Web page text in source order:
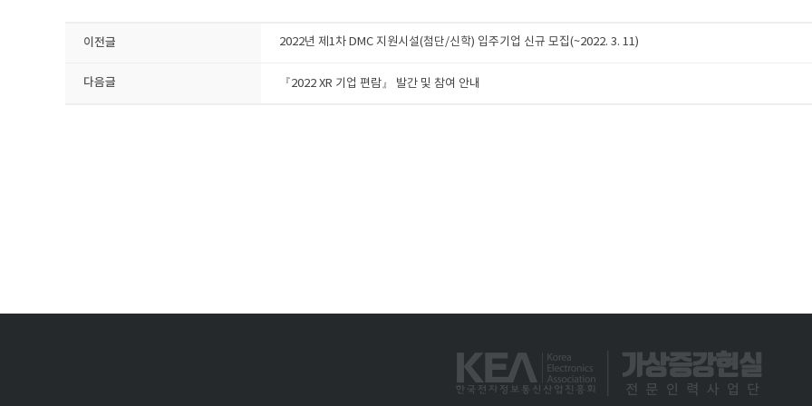
이전글 2022년 제1차 DMC 지원시설(첨단/신학) 입주기업 신규 모집(~2022. 3. 11)
다음글 『​2022 XR 기업 편람』 발간 및 참여 안내